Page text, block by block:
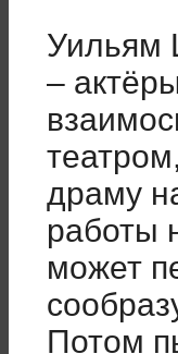
Уильям
–
драму
работы
может
Потом